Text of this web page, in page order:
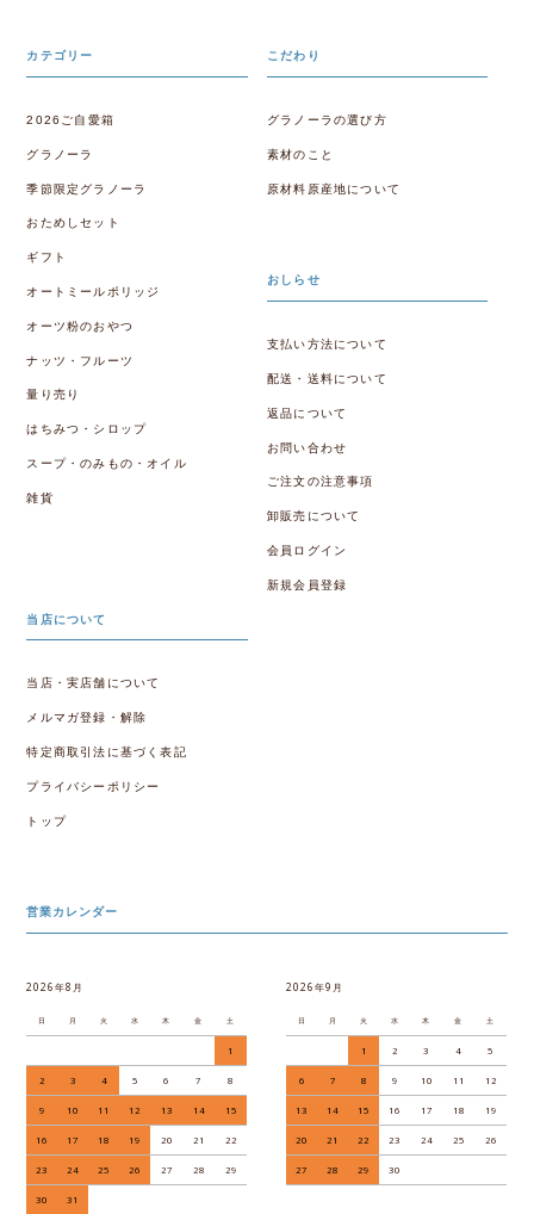
カテゴリー
2026ご自愛箱
グラノーラ
季節限定グラノーラ
おためしセット
ギフト
オートミールポリッジ
オーツ粉のおやつ
ナッツ・フルーツ
量り売り
はちみつ・シロップ
スープ・のみもの・オイル
雑貨
こだわり
グラノーラの選び方
素材のこと
原材料原産地について
おしらせ
支払い方法について
配送・送料について
返品について
お問い合わせ
ご注文の注意事項
卸販売について
会員ログイン
新規会員登録
当店について
当店・実店舗について
メルマガ登録・解除
特定商取引法に基づく表記
プライバシーポリシー
トップ
営業カレンダー
2026年8月
日 月 火 水 木 金 土
1
2 3 4 5 6 7 8
9 10 11 12 13 14 15
16 17 18 19 20 21 22
23 24 25 26 27 28 29
30 31
2026年9月
日 月 火 水 木 金 土
1 2 3 4 5
6 7 8 9 10 11 12
13 14 15 16 17 18 19
20 21 22 23 24 25 26
27 28 29 30